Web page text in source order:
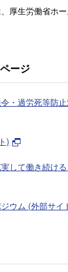
厚生労働省ホ
ージ
・過労死等防
)
して働き続け
ウム (外部サイ